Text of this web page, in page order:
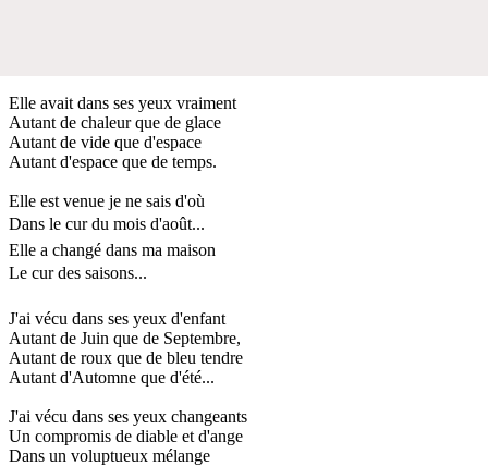
Elle avait dans ses yeux vraiment
Autant de chaleur que de glace
Autant de vide que d'espace
Autant d'espace que de temps.
Elle est venue je ne sais d'où
Dans le cur du mois d'août...
Elle a changé dans ma maison
Le cur des saisons...
J'ai vécu dans ses yeux d'enfant
Autant de Juin que de Septembre,
Autant de roux que de bleu tendre
Autant d'Automne que d'été...
J'ai vécu dans ses yeux changeants
Un compromis de diable et d'ange
Dans un voluptueux mélange